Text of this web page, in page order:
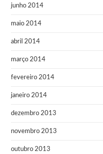
junho 2014
maio 2014
abril 2014
março 2014
fevereiro 2014
janeiro 2014
dezembro 2013
novembro 2013
outubro 2013